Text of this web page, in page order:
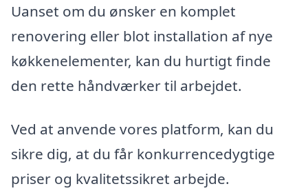
Uanset om du ønsker en komplet
renovering eller blot installation af nye
køkkenelementer, kan du hurtigt finde
den rette håndværker til arbejdet.
Ved at anvende vores platform, kan du
sikre dig, at du får konkurrencedygtige
priser og kvalitetssikret arbejde.